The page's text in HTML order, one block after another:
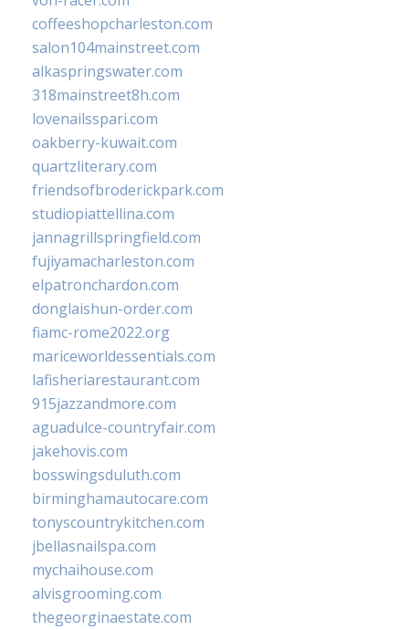
coffeeshopcharleston.com
salon104mainstreet.com
alkaspringswater.com
318mainstreet8h.com
lovenailsspari.com
oakberry-kuwait.com
quartzliterary.com
friendsofbroderickpark.com
studiopiattellina.com
jannagrillspringfield.com
fujiyamacharleston.com
elpatronchardon.com
donglaishun-order.com
fiamc-rome2022.org
mariceworldessentials.com
lafisheriarestaurant.com
915jazzandmore.com
aguadulce-countryfair.com
jakehovis.com
bosswingsduluth.com
birminghamautocare.com
tonyscountrykitchen.com
jbellasnailspa.com
mychaihouse.com
alvisgrooming.com
thegeorginaestate.com